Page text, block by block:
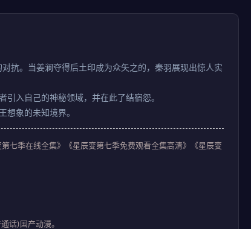
抗。当姜澜夺得后土印成为众矢之的，秦羽展现出惊人实
入自己的神秘领域，并在此了结宿怨。
象的未知境界。
七季在线全集》《星辰变第七季免费观看全集高清》《星辰变
话)国产动漫。